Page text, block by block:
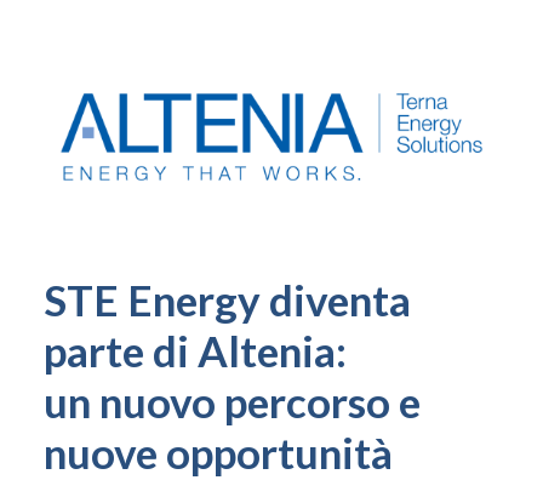
STE Energy diventa
parte di Altenia:
un nuovo percorso e
nuove opportunità